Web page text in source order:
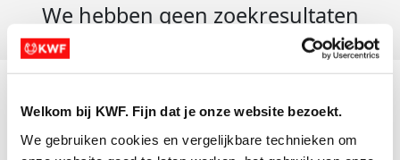
Welkom bij KWF. Fijn dat je onze website bezoekt.
We gebruiken cookies en vergelijkbare technieken om
We hebben geen zoekresultaten
Actiematerialen
Evenementen